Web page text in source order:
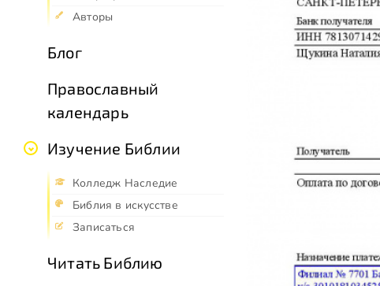
Авторы
Блог
Православный
календарь
Изучение Библии
Колледж Наследие
Библия в искусстве
Записаться
Читать Библию